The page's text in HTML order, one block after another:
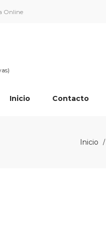
Online
Inicio Contacto
Inicio /